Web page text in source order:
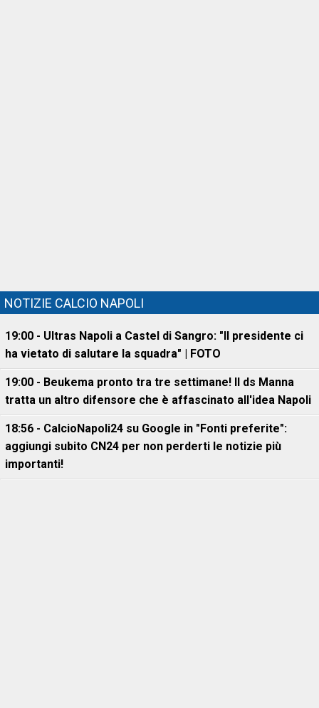
NOTIZIE CALCIO NAPOLI
19:00 - Ultras Napoli a Castel di Sangro: "Il presidente ci
ha vietato di salutare la squadra" | FOTO
19:00 - Beukema pronto tra tre settimane! Il ds Manna
tratta un altro difensore che è affascinato all'idea Napoli
18:56 - CalcioNapoli24 su Google in "Fonti preferite":
aggiungi subito CN24 per non perderti le notizie più
importanti!